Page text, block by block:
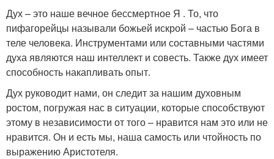
Дух – это наше вечное бессмертное Я . То, что
пифагорейцы называли божьей искрой – частью Бога в
теле человека. Инструментами или составными частями
духа являются наш интеллект и совесть. Также дух имеет
способность накапливать опыт.
Дух руководит нами, он следит за нашим духовным
ростом, погружая нас в ситуации, которые способствуют
этому в независимости от того – нравится нам это или не
нравится. Он и есть мы, наша самость или чтойность по
выражению Аристотеля.